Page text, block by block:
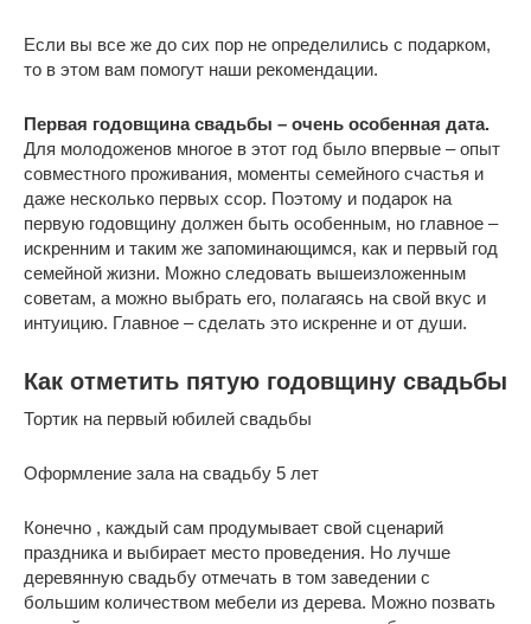
Если вы все же до сих пор не определились с подарком,
то в этом вам помогут наши рекомендации.
Первая годовщина свадьбы – очень особенная дата.
Для молодоженов многое в этот год было впервые – опыт
совместного проживания, моменты семейного счастья и
даже несколько первых ссор. Поэтому и подарок на
первую годовщину должен быть особенным, но главное –
искренним и таким же запоминающимся, как и первый год
семейной жизни. Можно следовать вышеизложенным
советам, а можно выбрать его, полагаясь на свой вкус и
интуицию. Главное – сделать это искренне и от души.
Как отметить пятую годовщину свадьбы
Тортик на первый юбилей свадьбы
Оформление зала на свадьбу 5 лет
Конечно , каждый сам продумывает свой сценарий
праздника и выбирает место проведения. Но лучше
деревянную свадьбу отмечать в том заведении с
большим количеством мебели из дерева. Можно позвать